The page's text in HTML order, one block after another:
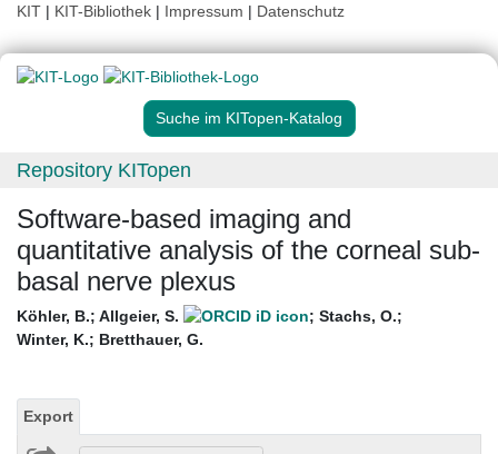
KIT | KIT-Bibliothek | Impressum | Datenschutz
Suche im KITopen-Katalog
Repository KITopen
Software-based imaging and
quantitative analysis of the corneal sub-
basal nerve plexus
Köhler, B.; Allgeier, S. ; Stachs, O.;
Winter, K.; Bretthauer, G.
Export